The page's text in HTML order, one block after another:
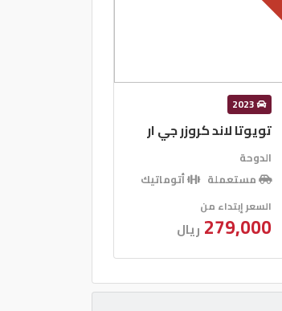
2023
تويوتا لاند كروزر جي ار
الدوحة
مستعملة
أتوماتيك
السعر إبتداء من
279,000 ريال